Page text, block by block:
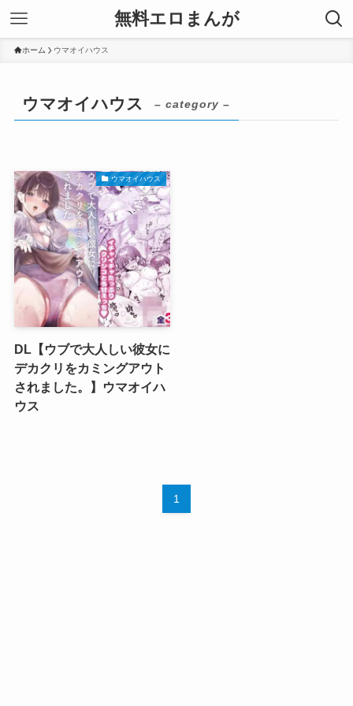
無料エロまんが
ホーム ウマオイハウス
ウマオイハウス – category –
ウマオイハウス
DL【ウブで大人しい彼女に
デカクリをカミングアウト
されました。】ウマオイハ
ウス
1